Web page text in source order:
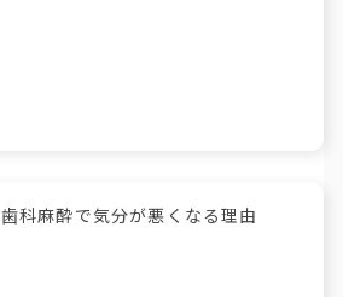
歯科麻酔で気分が悪くなる理由